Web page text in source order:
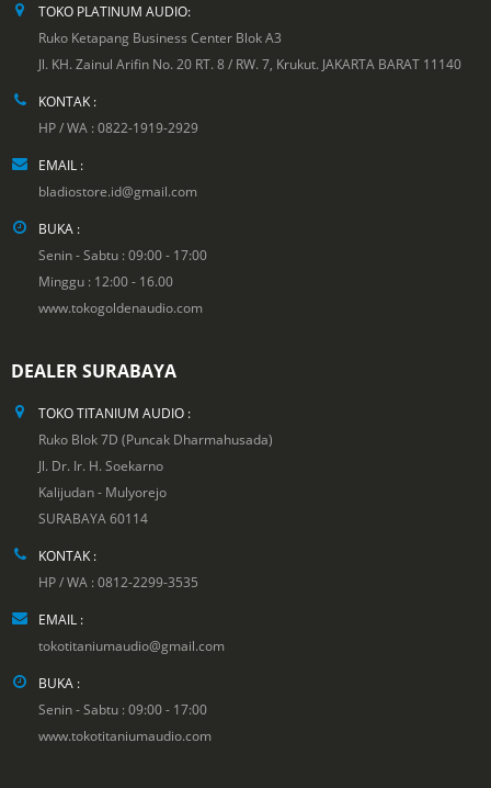
TOKO PLATINUM AUDIO:
Ruko Ketapang Business Center Blok A3
Jl. KH. Zainul Arifin No. 20 RT. 8 / RW. 7, Krukut. JAKARTA BARAT 11140
KONTAK :
HP / WA : 0822-1919-2929
EMAIL :
bladiostore.id@gmail.com
BUKA :
Senin - Sabtu : 09:00 - 17:00
Minggu : 12:00 - 16.00
www.tokogoldenaudio.com
DEALER SURABAYA
TOKO TITANIUM AUDIO :
Ruko Blok 7D (Puncak Dharmahusada)
Jl. Dr. Ir. H. Soekarno
Kalijudan - Mulyorejo
SURABAYA 60114
KONTAK :
HP / WA : 0812-2299-3535
EMAIL :
tokotitaniumaudio@gmail.com
BUKA :
Senin - Sabtu : 09:00 - 17:00
www.tokotitaniumaudio.com